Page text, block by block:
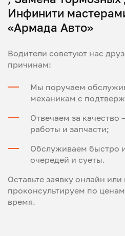
Инфинити
«Армада Авто»
Водители советуют нас
причинам:
Мы поручаем
механикам с
Отвечаем за качество
работы и запчасти;
Обслуживаем быстро
очередей и суеты.
Оставьте заявку онлайн
проконсультируем по
время.